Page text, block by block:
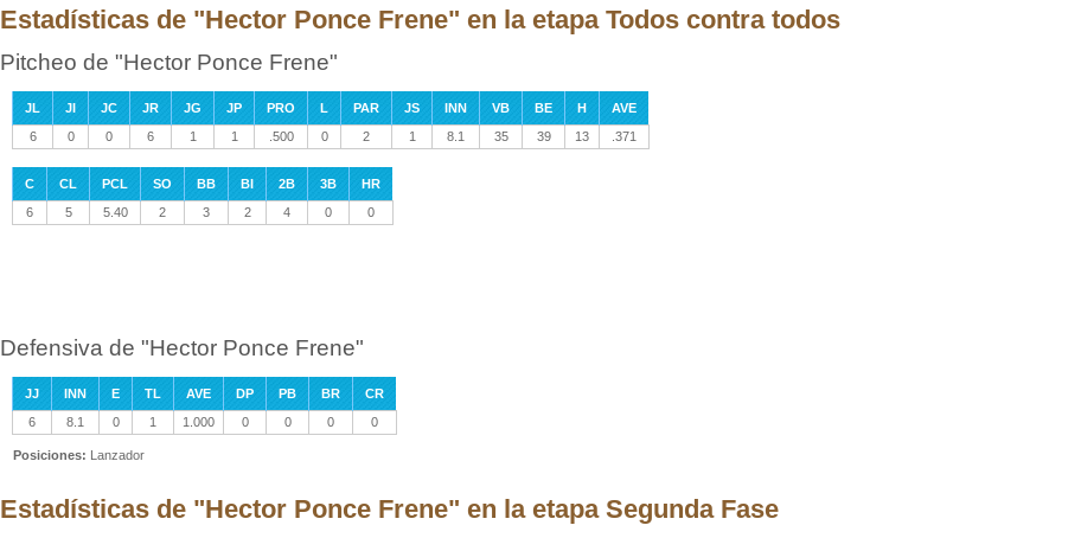
Estadísticas de "Hector Ponce Frene" en la etapa Todos contra todos
Pitcheo de "Hector Ponce Frene"
JL JI JC JR JG JP PRO L PAR JS INN VB BE H
AVE
6
0 0 6 1 1 .500 0 2 1 8.1 35 39 13 .371
C CL PCL SO BB BI 2B 3B
HR
6
5 5.40 2 3 2 4 0 0
Defensiva de "Hector Ponce Frene"
JJ INN E TL AVE DP PB BR
CR
6
8.1 0 1 1.000 0 0 0 0
Posiciones: Lanzador
Estadísticas de "Hector Ponce Frene" en la etapa Segunda Fase